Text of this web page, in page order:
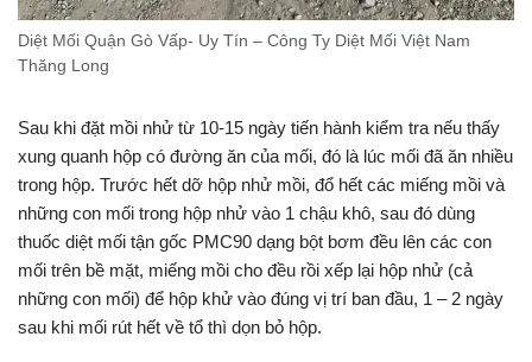
Diệt Mối Quận Gò Vấp- Uy Tín – Công Ty Diệt Mối Việt Nam
Thăng Long
Sau khi đặt mồi nhử từ 10-15 ngày tiến hành kiểm tra nếu thấy
xung quanh hộp có đường ăn của mối, đó là lúc mối đã ăn nhiều
trong hộp. Trước hết dỡ hộp nhử mồi, đổ hết các miếng mồi và
những con mối trong hộp nhử vào 1 chậu khô, sau đó dùng
thuốc diệt mối tận gốc PMC90 dạng bột bơm đều lên các con
mối trên bề mặt, miếng mồi cho đều rồi xếp lại hộp nhử (cả
những con mối) để hộp khử vào đúng vị trí ban đầu, 1 – 2 ngày
sau khi mối rút hết về tổ thì dọn bỏ hộp.